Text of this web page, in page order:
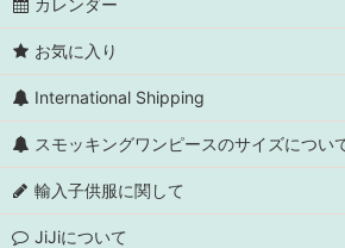
お気に入り
International Shipping
スモッキングワンピースのサイズについ
輸入子供服に関して
JiJiについて